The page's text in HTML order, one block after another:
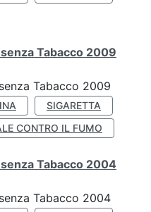
Tabacco 2009
Tabacco 2009
SIGARETTA
CONTRO IL FUMO
Tabacco 2004
Tabacco 2004